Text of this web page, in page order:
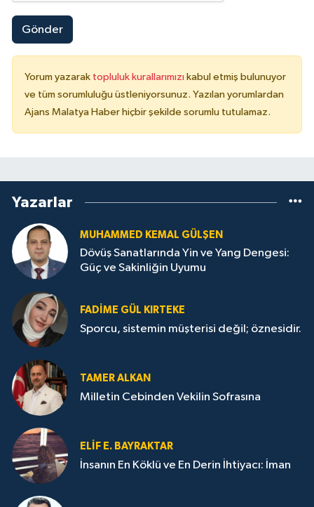
Gönder
Yorum yazarak topluluk kurallarımızı kabul etmiş bulunuyor
ve tüm sorumluluğu üstleniyorsunuz. Yazılan yorumlardan
Ajans Malatya Haber hiçbir şekilde sorumlu tutulamaz.
Yazarlar
MUHAMMED KEMAL GÜLŞEN
Dövüş Sanatlarında Yin ve Yang Dengesi:
Güç ve Sakinliğin Uyumu
FADIME GÜL KIRTEKE
Sporcu, sistemin müşterisi değil; öznesidir.
TAMER ALKAN
Milletin Cebinden Vekilin Sofrasına
ELIF E. BAYRAKTAR
İnsanın En Köklü ve En Derin İhtiyacı: İman